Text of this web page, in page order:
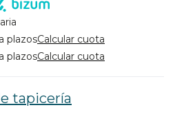
plazosCalcular cuota
plazosCalcular cuota
tapicería